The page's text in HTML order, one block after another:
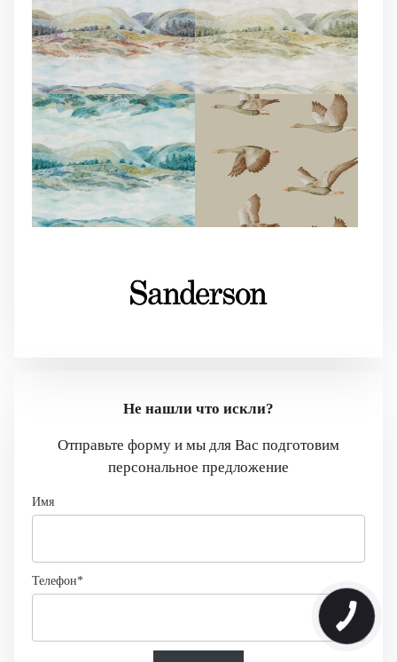
Не нашли что искли?
Отправьте форму и мы для Вас подготовим
персональное предложение
Имя
Телефон*